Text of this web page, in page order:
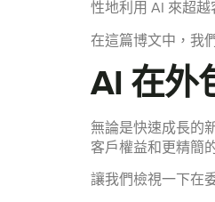
性地利用 AI 來超越
在這篇博文中，我
AI 在外
無論是快速成長的
客戶權益和更精簡
讓我們檢視一下在